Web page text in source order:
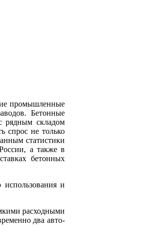
промышленные
Бетонные
рядным складом
спрос не только
статистики
а также в
бетонных
и
расходными
два авто-